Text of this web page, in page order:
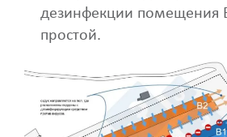
дезинфекции помещения
простой.